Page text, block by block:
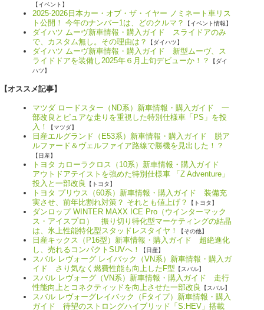
【イベント】
2025-2026日本カー・オブ・ザ・イヤー ノミネート車リス
ト公開！ 今年のナンバー1は、どのクルマ？
【イベント情報】
ダイハツ ムーヴ新車情報・購入ガイド スライドアのみ
で、カスタム無し。その理由は？
【ダイハツ】
ダイハツ ムーヴ新車情報・購入ガイド 新型ムーヴ、ス
ライドドアを装備し2025年６月上旬デビューか！？
【ダイ
ハツ】
【オススメ記事】
マツダ ロードスター（ND系）新車情報・購入ガイド 一
部改良とピュアな走りを重視した特別仕様車「PS」を投
入！
【マツダ】
日産エルグランド（E53系）新車情報・購入ガイド 脱ア
ルファード＆ヴェルファイア路線で勝機を見出した！？
【日産】
トヨタ カローラクロス（10系）新車情報・購入ガイド
アウトドアテイストを強めた特別仕様車 「Z Adventure」
投入と一部改良
【トヨタ】
トヨタ プリウス（60系）新車情報・購入ガイド 装備充
実させ、前年比割れ対策？ それとも値上げ？
【トヨタ】
ダンロップ WINTER MAXX ICE Pro（ウインターマック
ス・アイスプロ） 振り切り特化型マーケティングの結晶
は、氷上性能特化型スタッドレスタイヤ！
【その他】
日産キックス（P16型）新車情報・購入ガイド 超絶進化
し、売れるコンパクトSUVへ！
【日産】
スバル レヴォーグ レイバック（VN系）新車情報・購入ガ
イド さり気なく燃費性能も向上したF型 【スバル】
スバル レヴォーグ（VN系）新車情報・購入ガイド 走行
性能向上とコネクティッドを向上させた一部改良
【スバル】
スバル レヴォーグレイバック（Fタイプ）新車情報・購入
ガイド 待望のストロングハイブリッド「S:HEV」搭載